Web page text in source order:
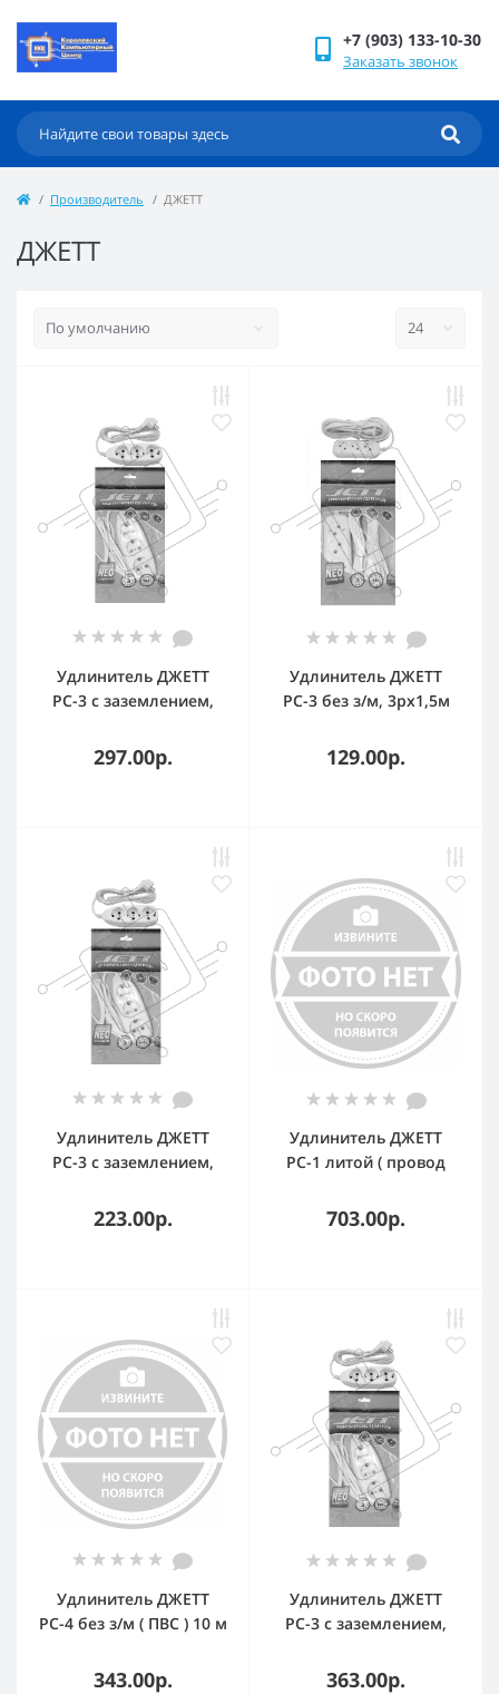
+7 (903) 133-10-30
Заказать звонок
Производитель ДЖЕТТ
ДЖЕТТ
Удлинитель ДЖЕТТ
РС-3 с заземлением,
(30шт)
297.00р.
Удлинитель ДЖЕТТ
РС-3 без з/м, 3рx1,5м
(40шт) 155-201
129.00р.
Удлинитель ДЖЕТТ
РС-3 с заземлением,
(40шт) 155-631
223.00р.
Удлинитель ДЖЕТТ
РС-1 литой ( провод
на рамке [8] 157-225
703.00р.
Удлинитель ДЖЕТТ
РС-4 без з/м ( ПВС ) 10 м
343.00р.
Удлинитель ДЖЕТТ
РС-3 с заземлением,
(25шт) 155-637
363.00р.